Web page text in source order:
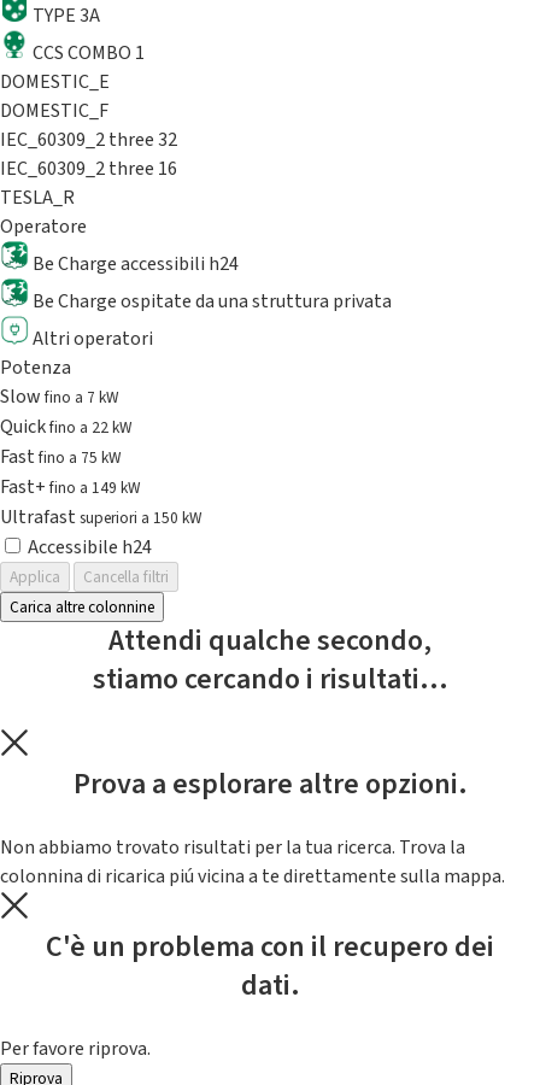
TYPE 3A
CCS COMBO 1
DOMESTIC_E
DOMESTIC_F
IEC_60309_2 three 32
IEC_60309_2 three 16
TESLA_R
Operatore
Be Charge accessibili h24
Be Charge ospitate da una struttura privata
Altri operatori
Potenza
Slowfino a 7 kW
Quickfino a 22 kW
Fastfino a 75 kW
Fast+fino a 149 kW
Ultrafast superiori a 150 kW
Accessibile h24
Applica
Cancella filtri
Carica altre colonnine
Attendi qualche secondo,
stiamo cercando i risultati...
Prova a esplorare altre opzioni.
Non abbiamo trovato risultati per la tua ricerca. Trova la
colonnina di ricarica piú vicina a te direttamente sulla mappa.
C'è un problema con il recupero dei
dati.
Per favore riprova.
Riprova